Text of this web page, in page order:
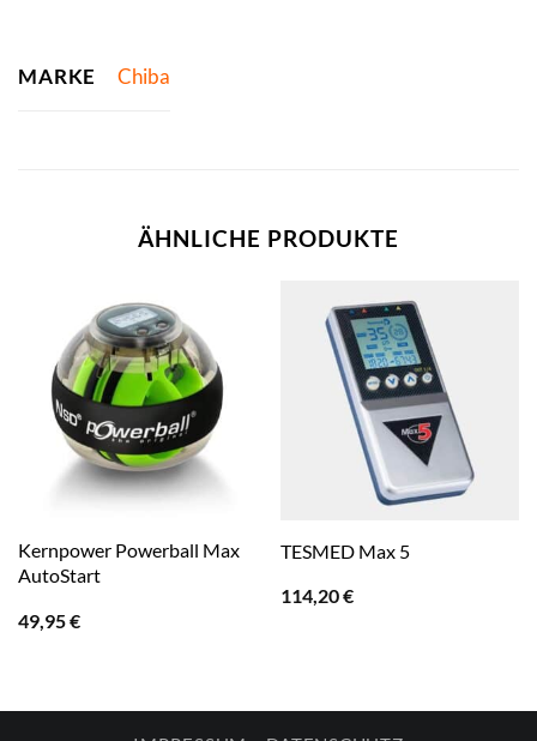
MARKE Chiba
ÄHNLICHE PRODUKTE
Kernpower Powerball Max
AutoStart
49,95€
TESMED Max 5
114,20€